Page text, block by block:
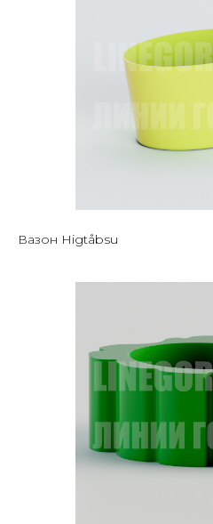
Вазон Higtåbsu